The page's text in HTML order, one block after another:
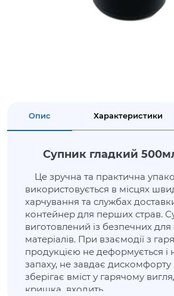
Опис Характеристики
Супник гладкий
Це зручна та практична
використовується в місцях
харчування та службах
контейнер для перших страв.
виготовлений із безпечних для
матеріалів. При взаємодії з
продукцією не деформується і
запаху, не завдає дискомфорту
зберігає вміст у гарячому
кришка входить.